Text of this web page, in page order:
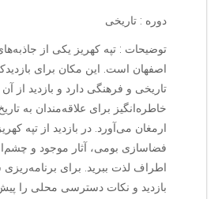
دوره : تاریخی
توضیحات : تپه کهریز یکی از
اصفهان است. این مکان برای
تاریخی و فرهنگی دارد و بازدید از
خاطره‌انگیز برای علاقه‌مندان به
ارمغان می‌آورد. در بازدید از تپه
فضاسازی بومی، آثار موجود و
اطراف لذت ببرید. برای
بازدید و نکات دسترسی محلی را